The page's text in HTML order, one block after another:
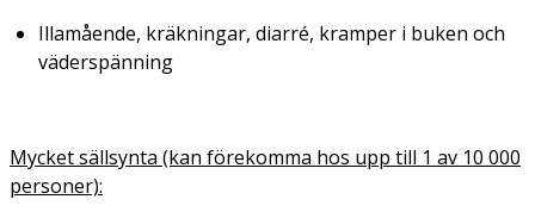
Illamående, kräkningar, diarré, kramper i buken och
väderspänning
Mycket sällsynta (kan förekomma hos upp till 1 av 10 000
personer):